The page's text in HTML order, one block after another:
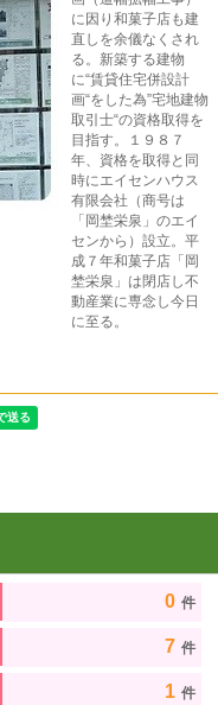
に因り和菓子店も建
直しを余儀なくされ
る。新築する建物
に“賃貸住宅併設計
画“をした為”宅地建物
取引士“の資格取得を
目指す。１９８７
年、資格を取得と同
時にエイセンハウス
有限会社（商号は
「岡埜栄泉」のエイ
センから）設立。平
成７年和菓子店「岡
埜栄泉」は閉店し不
動産業に専念し今日
に至る。
0 件
7 件
1 件